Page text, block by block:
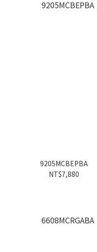
9205MCBEPBA
NT$7,880